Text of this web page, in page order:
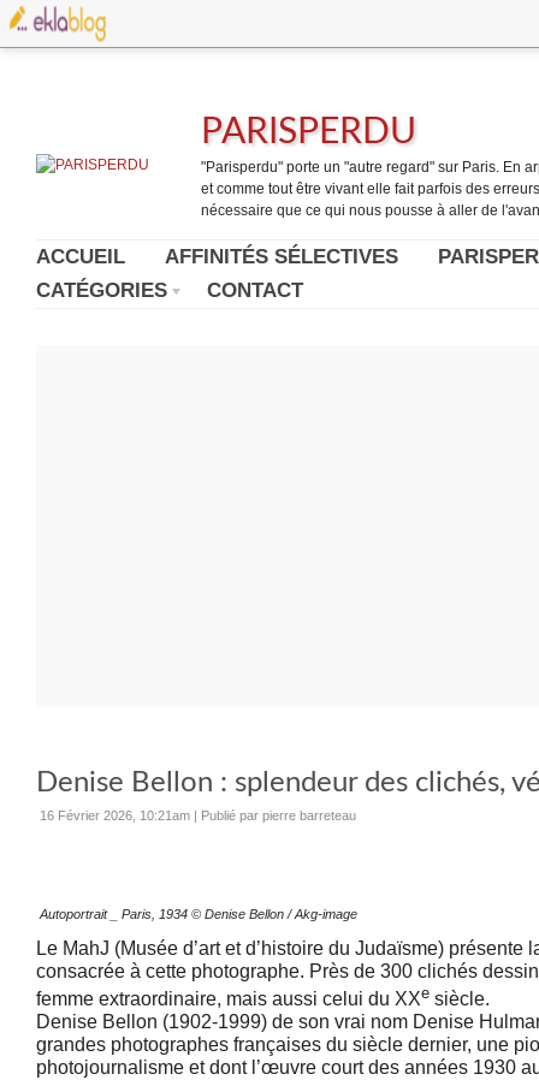
PARISPERDU
"Parisperdu" porte un "autre regard" sur Paris. En
et comme tout être vivant elle fait parfois des
nécessaire que ce qui nous pousse à aller de
ACCUEIL AFFINITÉS SÉLECTIVES
CATÉGORIES
CONTACT
Denise Bellon : splendeur des clichés,
16 Février 2026, 10:21am | Publié par pierre barreteau
Autoportrait _ Paris, 1934 © Denise Bellon / Akg-image
Le MahJ (Musée d’art et d’histoire du Judaïsme) présente
consacrée à cette photographe. Près de 300 clichés
femme extraordinaire, mais aussi celui du XXe siècle.
Denise Bellon (1902-1999) de son vrai nom Denise
grandes photographes françaises du siècle dernier, une
photojournalisme et dont l’œuvre court des années 1930